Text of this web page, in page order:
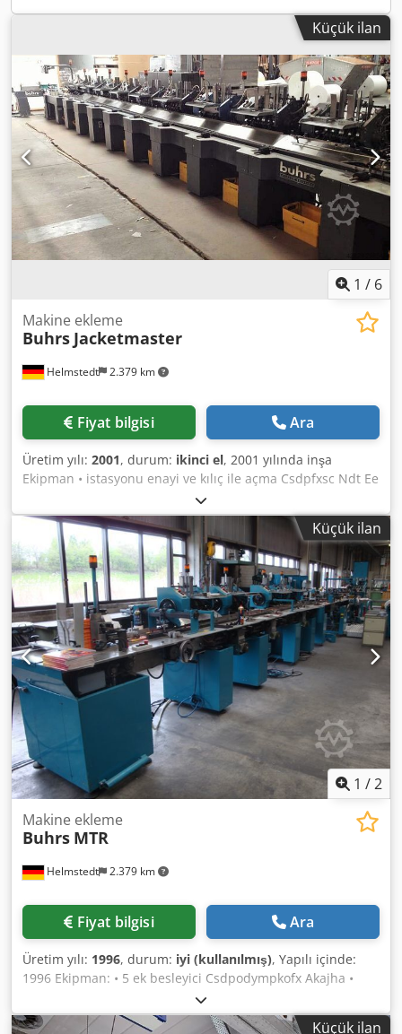
Küçük ilan
1 / 6
Helmstedt 2.379 km
Makine ekleme
Buhrs Jacketmaster
Fiyat bilgisi Ara
Üretim yılı: 2001, durum: ikinci el, 2001 yılında inşa
Ekipman • istasyonu enayi ve kılıç ile açma Csdpfxsc Ndt Ee
Akaeha • ana ürün Besleyici • 10 Ekle besleyiciler • Akış
servisi • 2 basınç vakum pompası
Küçük ilan
1 /2
Helmstedt 2.379 km
Makine ekleme
Buhrs MTR
Fiyat bilgisi Ara
Üretim yılı: 1996, durum: iyi (kullanılmış), Yapılı içinde:
1996 Ekipman: • 5 ek besleyici Csdpodympkofx Akajha •
folyo sarma İstasyonu • teslimat kemer
Küçük ilan